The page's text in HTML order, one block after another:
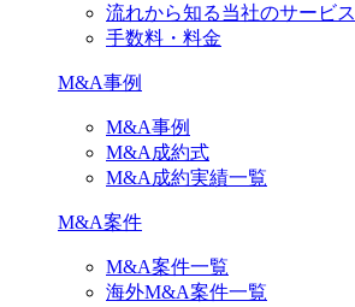
流れから知る当社のサービス
手数料・料金
M&A事例
M&A事例
M&A成約式
M&A成約実績一覧
M&A案件
M&A案件一覧
海外M&A案件一覧